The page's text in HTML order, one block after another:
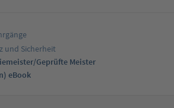
und Sicherheit
Geprüfte Meister
eBook